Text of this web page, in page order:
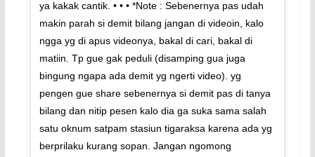
ya kakak cantik. • • • *Note : Sebenernya pas udah
makin parah si demit bilang jangan di videoin, kalo
ngga yg di apus videonya, bakal di cari, bakal di
matiin. Tp gue gak peduli (disamping gua juga
bingung ngapa ada demit yg ngerti video). yg
pengen gue share sebenernya si demit pas di tanya
bilang dan nitip pesen kalo dia ga suka sama salah
satu oknum satpam stasiun tigaraksa karena ada yg
berprilaku kurang sopan. Jangan ngomong